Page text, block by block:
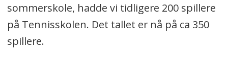
sommerskole, hadde vi tidligere 200 spillere
på Tennisskolen. Det tallet er nå på ca 350
spillere.